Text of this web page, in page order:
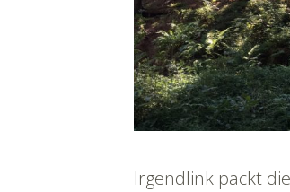
Irgendlink packt